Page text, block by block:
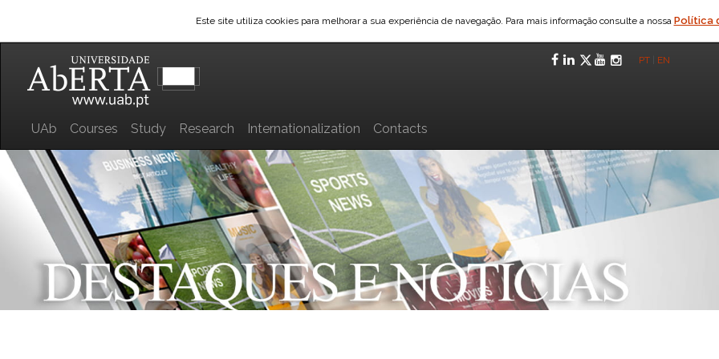
Este site utiliza cookies para melhorar a sua experiência de navegação. Para mais informação consulte a nossa Política
Facebook
LinkedIn
Twitter
YouTube
PT EN
UAb Courses Study Research Internationalization Contacts